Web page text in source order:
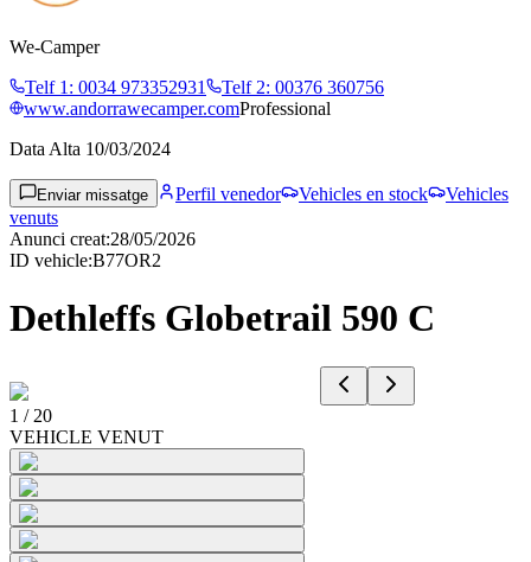
We-Camper
Telf 1 : 0034 973352931 Telf 2: 00376 360756
www.andorrawecamper.comProfessional
Data Alta 10/03/2024
Enviar missatge Perfil venedor Vehicles en stock
Vehicles
venuts
Anunci creat:28/05/2026
ID vehicle:B77OR2
Dethleffs Globetrail 590 C
1 / 20
VEHICLE VENUT